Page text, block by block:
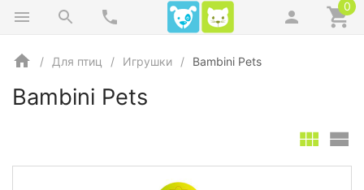
0
Для птиц Игрушки Bambini Pets
Bambini Pets